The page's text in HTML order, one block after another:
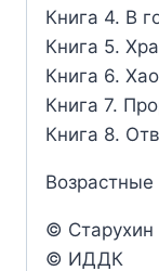
Книга 4. В
Книга 5.
Книга 6.
Книга 7.
Книга 8.
Возрастные
© Старухин
© ИДДК